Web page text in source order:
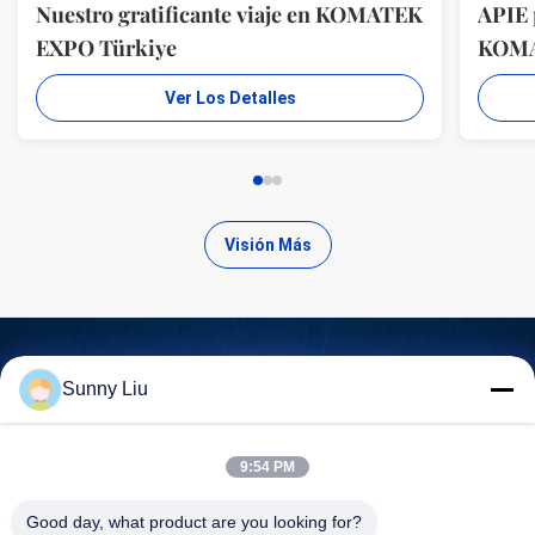
Nuestro gratificante viaje en KOMATEK
EXPO Türkiye
Ver Los Detalles
APIE
Visión Más
Encuentra productos de alta
calidad
Sunny Liu
9:54 PM
Good day, what product are you looking for?